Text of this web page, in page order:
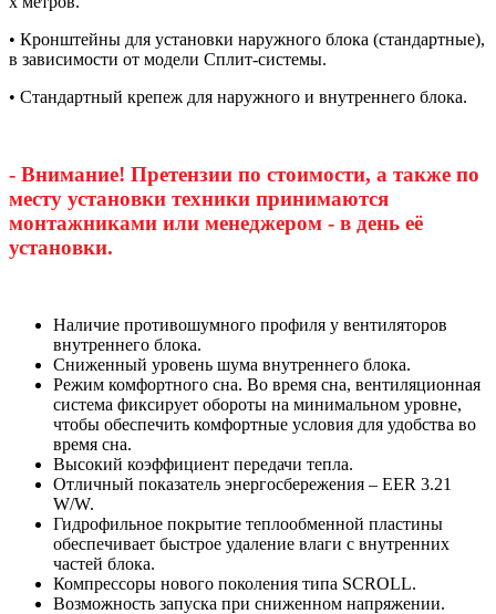
• Кронштейны для установки наружного блока (стандартные),
в зависимости от модели Сплит-системы.
• Стандартный крепеж для наружного и внутреннего блока.
- Внимание! Претензии по стоимости, а также по
месту установки техники принимаются
монтажниками или менеджером - в день её
установки.
Наличие противошумного профиля у вентиляторов
внутреннего блока.
Сниженный уровень шума внутреннего блока.
Режим комфортного сна. Во время сна, вентиляционная
система фиксирует обороты на минимальном уровне,
чтобы обеспечить комфортные условия для удобства во
время сна.
Высокий коэффициент передачи тепла.
Отличный показатель энергосбережения – EER 3.21
W/W.
Гидрофильное покрытие теплообменной пластины
обеспечивает быстрое удаление влаги с внутренних
частей блока.
Компрессоры нового поколения типа SCROLL.
Возможность запуска при сниженном напряжении.